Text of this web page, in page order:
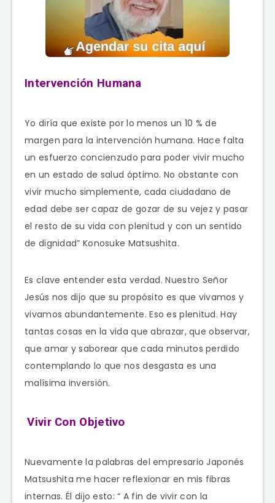
Intervención Humana
Yo diría que existe por lo menos un 10 % de
margen para la intervención humana. Hace falta
un esfuerzo concienzudo para poder vivir mucho
en un estado de salud óptimo. No obstante con
vivir mucho simplemente, cada ciudadano de
edad debe ser capaz de gozar de su vejez y pasar
el resto de su vida con plenitud y con un sentido
de dignidad” Konosuke Matsushita.
Es clave entender esta verdad. Nuestro Señor
Jesús nos dijo que su propósito es que vivamos y
vivamos abundantemente. Eso es plenitud. Hay
tantas cosas en la vida que abrazar, que observar,
que amar y saborear que cada minutos perdido
contemplando lo que nos desgasta es una
malísima inversión.
Vivir Con Objetivo
Nuevamente la palabras del empresario Japonés
Matsushita me hacer reflexionar en mis fibras
internas. Él dijo esto: “ A fin de vivir con la